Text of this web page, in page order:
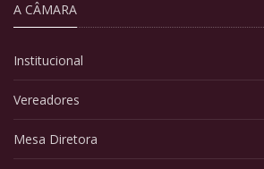
A CÂMARA
Institucional
Vereadores
Mesa Diretora